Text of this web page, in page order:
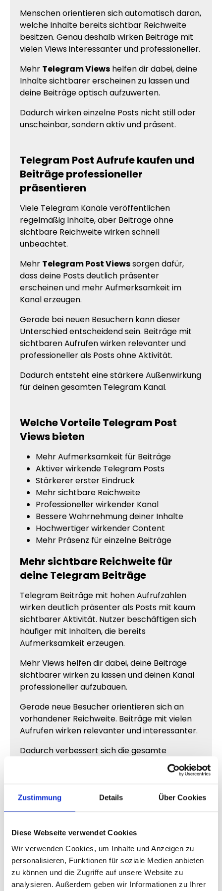
Zustimmung Details Über Cookies
Diese Webseite verwendet Cookies
Wir verwenden Cookies, um Inhalte und Anzeigen zu
personalisieren, Funktionen für soziale Medien anbieten
zu können und die Zugriffe auf unsere Website zu
analysieren. Außerdem geben wir Informationen zu Ihrer
Menschen orientieren sich automatisch daran,
welche Inhalte bereits sichtbar Reichweite
besitzen. Genau deshalb wirken Beiträge mit
vielen Views interessanter und professioneller.
Mehr Telegram Views helfen dir dabei, deine
Inhalte sichtbarer erscheinen zu lassen und
deine Beiträge optisch aufzuwerten.
Dadurch wirken einzelne Posts nicht still oder
unscheinbar, sondern aktiv und präsent.
Telegram Post Aufrufe kaufen und
Beiträge professioneller
präsentieren
Viele Telegram Kanäle veröffentlichen
regelmäßig Inhalte, aber Beiträge ohne
sichtbare Reichweite wirken schnell
unbeachtet.
Mehr Telegram Post Viewssorgen dafür,
dass deine Posts deutlich präsenter
erscheinen und mehr Aufmerksamkeit im
Kanal erzeugen.
Gerade bei neuen Besuchern kann dieser
Unterschied entscheidend sein. Beiträge mit
sichtbaren Aufrufen wirken relevanter und
professioneller als Posts ohne Aktivität.
Dadurch entsteht eine stärkere Außenwirkung
für deinen gesamten Telegram Kanal.
Welche Vorteile Telegram Post
Views bieten
Mehr Aufmerksamkeit für Beiträge
Aktiver wirkende Telegram Posts
Stärkerer erster Eindruck
Mehr sichtbare Reichweite
Professioneller wirkender Kanal
Bessere Wahrnehmung deiner Inhalte
Hochwertiger wirkender Content
Mehr Präsenz für einzelne Beiträge
Mehr sichtbare Reichweite für
deine Telegram Beiträge
Telegram Beiträge mit hohen Aufrufzahlen
wirken deutlich präsenter als Posts mit kaum
sichtbarer Aktivität. Nutzer beschäftigen sich
häufiger mit Inhalten, die bereits
Aufmerksamkeit erzeugen.
Mehr Views helfen dir dabei, deine Beiträge
sichtbarer wirken zu lassen und deinen Kanal
professioneller aufzubauen.
Gerade neue Besucher orientieren sich an
vorhandener Reichweite. Beiträge mit vielen
Aufrufen wirken relevanter und interessanter.
Dadurch verbessert sich die gesamte
Telegram Post Views für neue
Kanäle
Neue Telegram Kanäle haben häufig das
Problem, dass Beiträge kaum Reichweite
zeigen. Selbst gute Inhalte wirken dadurch oft
kleiner oder weniger relevant.
MehrTelegram Aufrufehelfen dir dabei,